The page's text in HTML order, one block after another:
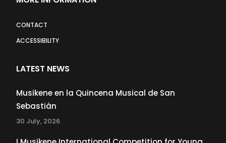
CONTACT
ACCESSIBILITY
LATEST NEWS
Musikene en la Quincena Musical de San
Sebastián
30 July, 2026